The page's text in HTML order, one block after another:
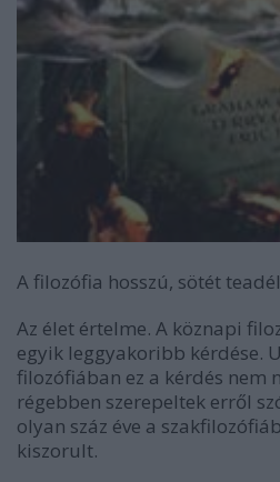
A filozófia hosszú, sötét
Az élet értelme. A köznapi
egyik leggyakoribb kérdése.
filozófiában ez a kérdés nem
régebben szerepeltek erről
olyan száz éve a
kiszorult.